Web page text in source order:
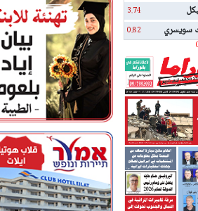
3.74
سويسري
0.82